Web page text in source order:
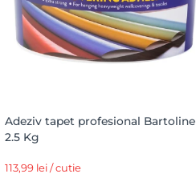
Adeziv tapet profesional Bartoline
2.5 Kg
113,99 lei / cutie